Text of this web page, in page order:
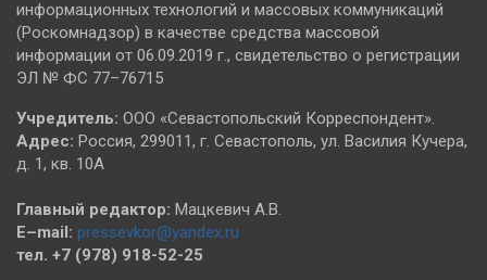
информационных технологий и массовых коммуникаций
(Роскомнадзор) в качестве средства массовой
информации от 06.09.2019 г., свидетельство о регистрации
ЭЛ № ФС 77–76715
Учредитель: ООО «Севастопольский Корреспондент».
Адрес: Россия, 299011, г. Севастополь, ул. Василия Кучера,
д. 1, кв. 10А
Главный редактор: Мацкевич А.В.
E–mail: pressevkor@yandex.ru
тел. +7 (978) 918-52-25